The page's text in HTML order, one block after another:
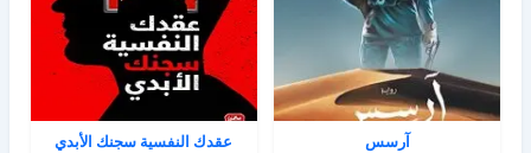
آرسس عقدك النفسية سجنك الأبدي